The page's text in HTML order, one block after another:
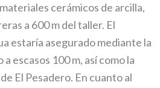
cerámicos de arcilla,
a 600 m del taller. El
estaría asegurado mediante la
escasos 100 m, así como la
El Pesadero. En cuanto al